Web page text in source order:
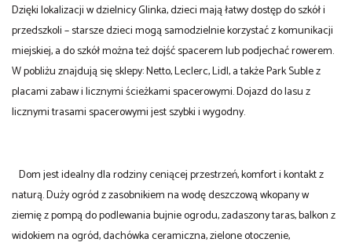
Dzięki lokalizacji w dzielnicy Glinka, dzieci mają łatwy dostęp do szkół i
przedszkoli – starsze dzieci mogą samodzielnie korzystać z komunikacji
miejskiej, a do szkół można też dojść spacerem lub podjechać rowerem.
W pobliżu znajdują się sklepy: Netto, Leclerc, Lidl, a także Park Suble z
placami zabaw i licznymi ścieżkami spacerowymi. Dojazd do lasu z
licznymi trasami spacerowymi jest szybki i wygodny.
Dom jest idealny dla rodziny ceniącej przestrzeń, komfort i kontakt z
naturą. Duży ogród z zasobnikiem na wodę deszczową wkopany w
ziemię z pompą do podlewania bujnie ogrodu, zadaszony taras, balkon z
widokiem na ogród, dachówka ceramiczna, zielone otoczenie,